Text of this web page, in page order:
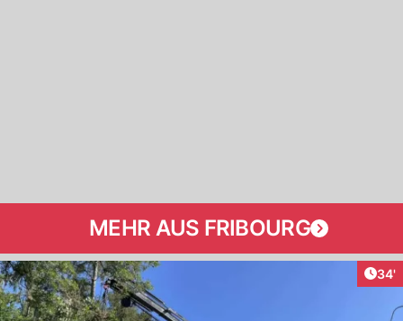
MEHR AUS FRIBOURG
34'